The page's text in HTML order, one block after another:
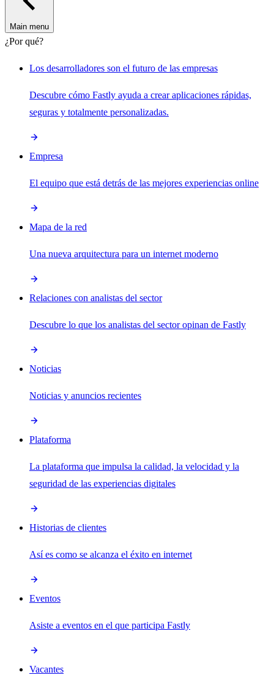
Main menu
¿Por qué?
Los desarrolladores son el futuro de las empresas
Descubre cómo Fastly ayuda a crear aplicaciones rápidas,
seguras y totalmente personalizadas.
Empresa
El equipo que está detrás de las mejores experiencias online
Mapa de la red
Una nueva arquitectura para un internet moderno
Relaciones con analistas del sector
Descubre lo que los analistas del sector opinan de Fastly
Noticias
Noticias y anuncios recientes
Plataforma
La plataforma que impulsa la calidad, la velocidad y la
seguridad de las experiencias digitales
Historias de clientes
Así es como se alcanza el éxito en internet
Eventos
Asiste a eventos en el que participa Fastly
Vacantes